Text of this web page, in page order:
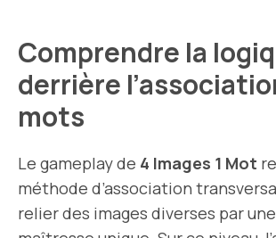
Comprendre la
derrière
mots
Le gameplay de 4 Images 1 Mot
méthode d’association
relier des images diverses par une